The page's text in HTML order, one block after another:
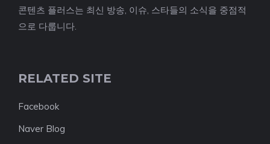
콘텐츠 플러스는 최신 방송, 이슈, 스타들의 소식을 중점적
으로 다룹니다.
RELATED SITE
Facebook
Naver Blog